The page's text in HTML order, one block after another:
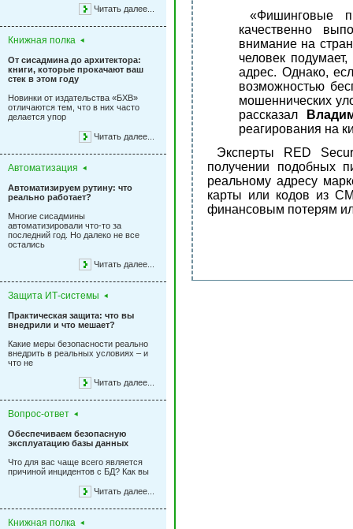
Читать далее...
Книжная полка
От сисадмина до архитектора:
книги, которые прокачают ваш
стек в этом году
Новинки от издательства «БХВ»
отличаются тем, что в них часто
делается упор
Читать далее...
Автоматизация
Автоматизируем рутину: что
реально работает?
Многие сисадмины
автоматизировали что-то за
последний год. Но далеко не все
остались
Читать далее...
Защита ИТ-системы
Практическая защита: что вы
внедрили и что мешает?
Какие меры безопасности реально
внедрить в реальных условиях – и
что не
Читать далее...
Вопрос-ответ
Обеспечиваем безопасную
эксплуатацию базы данных
Что для вас чаще всего является
причиной инцидентов с БД? Как вы
Читать далее...
Книжная полка
«Фишинговые
качественно
внимание на
человек
адрес. Однако,
возможностью
мошеннических
рассказал
реагирования на
Эксперты RED
получении подобных
реальному адресу
карты или кодов из
финансовым потерям